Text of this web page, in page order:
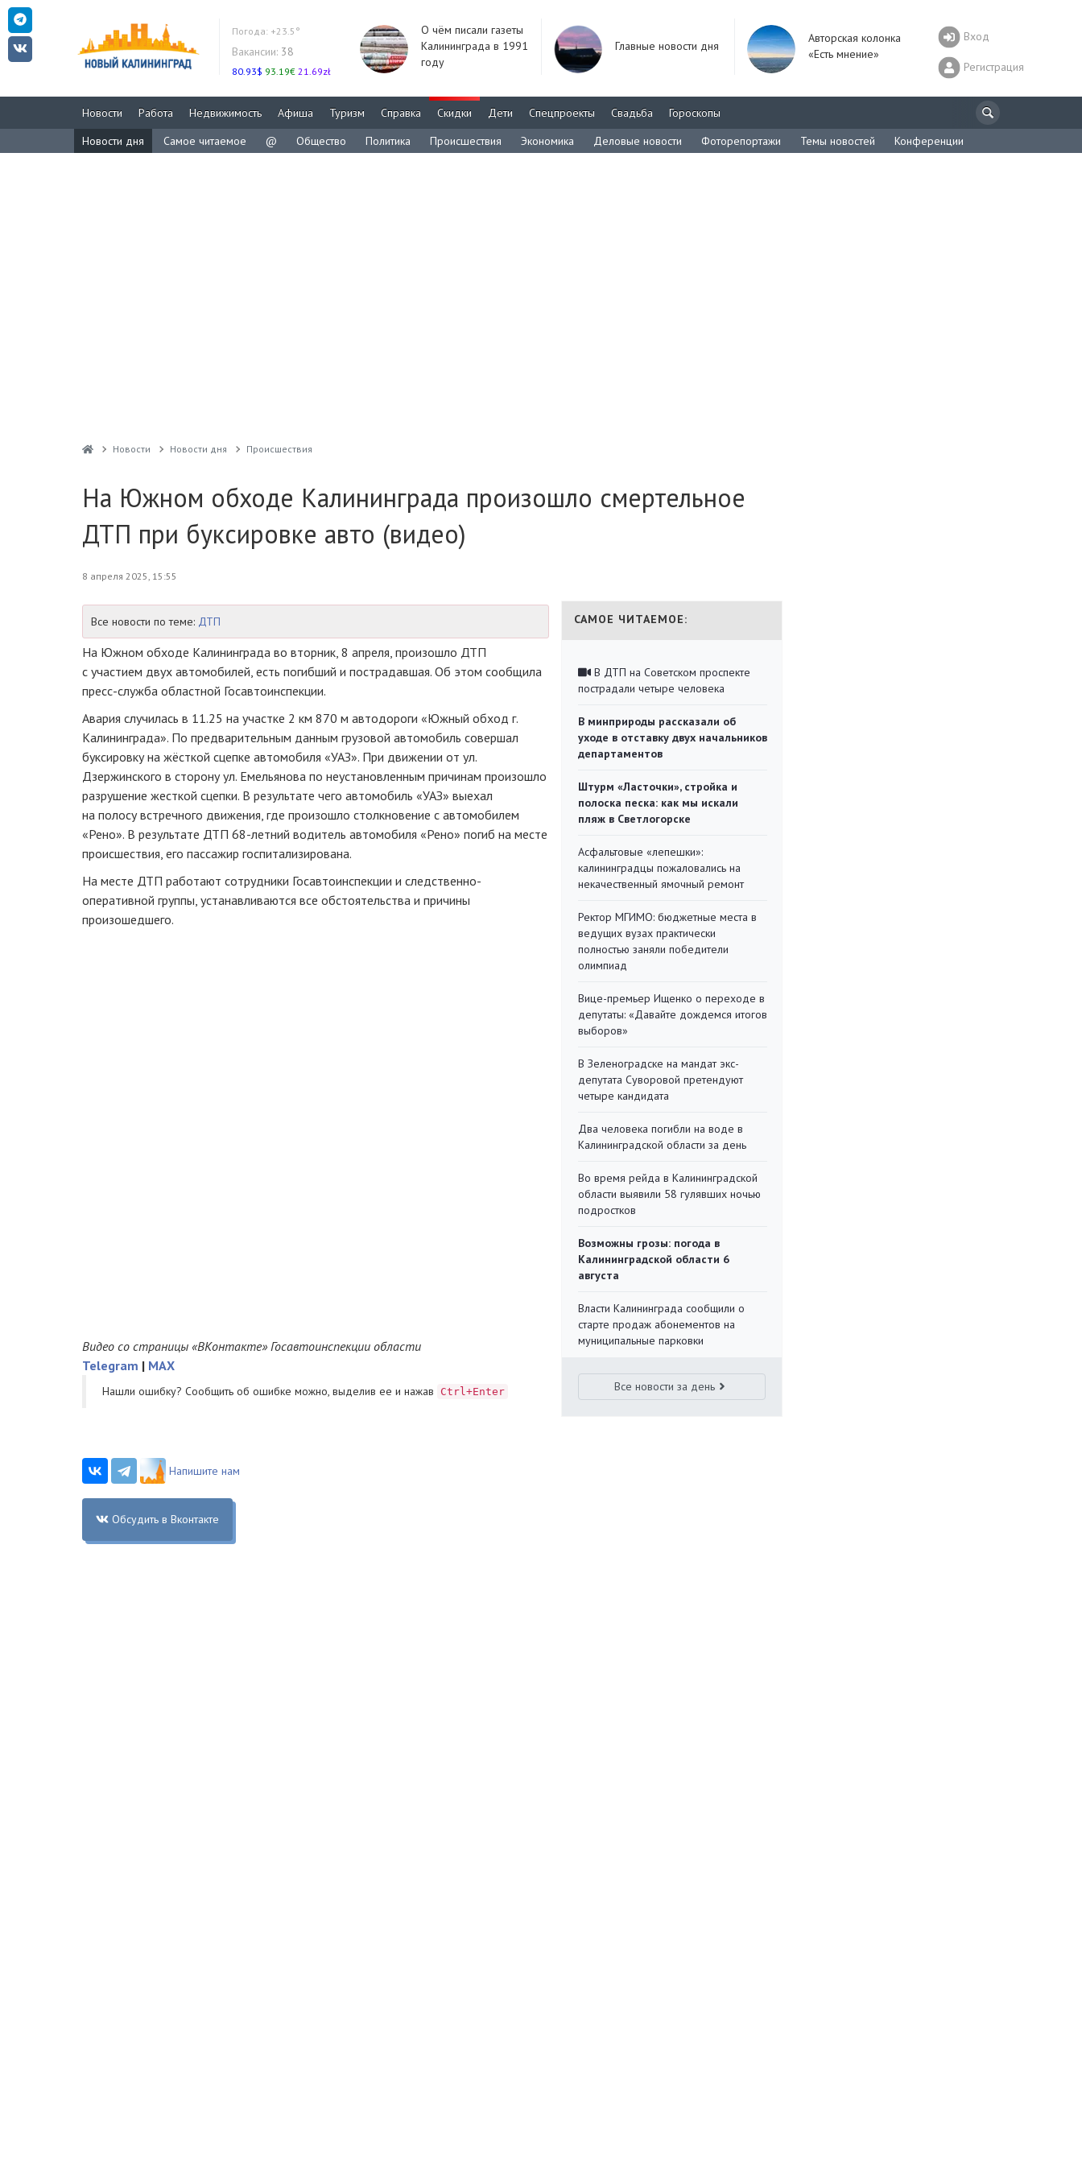
Погода: +23.5°
Вакансии: 38
80.93$ 93.19€ 21.69zł
О чём писали газеты
Калининграда в 1991
году
Главные новости дня
Авторская колонка
«Есть мнение»
Вход
Регистрация
Новости Работа Недвижимость Афиша Туризм Справка Скидки Дети Спецпроекты Свадьба
Гороскопы
Новости дня
Самое читаемое @ Общество Политика Происшествия Экономика Деловые новости Фоторепортажи Темы новостей Конференции
Новости Новости дня Проиcшествия
На Южном обходе Калининграда произошло смертельное
ДТП при буксировке авто (видео)
8 апреля 2025, 15:55
Все новости по теме: ДТП
На Южном обходе Калининграда во вторник, 8 апреля, произошло ДТП
с участием двух автомобилей, есть погибший и пострадавшая. Об этом сообщила
пресс-служба областной Госавтоинспекции.
Авария случилась в 11.25 на участке 2 км 870 м автодороги «Южный обход г.
Калининграда». По предварительным данным грузовой автомобиль совершал
буксировку на жёсткой сцепке автомобиля «УАЗ». При движении от ул.
Дзержинского в сторону ул. Емельянова по неустановленным причинам произошло
разрушение жесткой сцепки. В результате чего автомобиль «УАЗ» выехал
на полосу встречного движения, где произошло столкновение с автомобилем
«Рено». В результате ДТП 68-летний водитель автомобиля «Рено» погиб на месте
происшествия, его пассажир госпитализирована.
На месте ДТП работают сотрудники Госавтоинспекции и следственно-
оперативной группы, устанавливаются все обстоятельства и причины
произошедшего.
Видео со страницы «ВКонтакте» Госавтоинспекции области
Telegram | MAX
Нашли ошибку? Cообщить об ошибке можно, выделив ее и нажав Ctrl+Enter
Напишите нам
Обсудить в Вконтакте
САМОЕ ЧИТАЕМОЕ:
В ДТП на Советском проспекте
пострадали четыре человека
В минприроды рассказали об
уходе в отставку двух начальников
департаментов
Штурм «Ласточки», стройка и
полоска песка: как мы искали
пляж в Светлогорске
Асфальтовые «лепешки»:
калининградцы пожаловались на
некачественный ямочный ремонт
Ректор МГИМО: бюджетные места в
ведущих вузах практически
полностью заняли победители
олимпиад
Вице-премьер Ищенко о переходе в
депутаты: «Давайте дождемся итогов
выборов»
В Зеленоградске на мандат экс-
депутата Суворовой претендуют
четыре кандидата
Два человека погибли на воде в
Калининградской области за день
Во время рейда в Калининградской
области выявили 58 гулявших ночью
подростков
Возможны грозы: погода в
Калининградской области 6
августа
Власти Калининграда сообщили о
старте продаж абонементов на
муниципальные парковки
Все новости за день